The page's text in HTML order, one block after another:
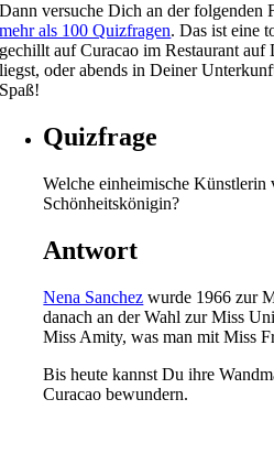
Dann versuche Dich an der folgenden
mehr als 100 Quizfragen. Das ist eine
gechillt auf Curacao im Restaurant auf
liegst, oder abends in Deiner
Spaß!
Quizfrage
Welche einheimische Künstlerin
Schönheitskönigin?
Antwort
Nena Sanchez wurde 1966 zur
danach an der Wahl zur Miss
Miss Amity, was man mit Miss
Bis heute kannst Du ihre
Curacao bewundern.